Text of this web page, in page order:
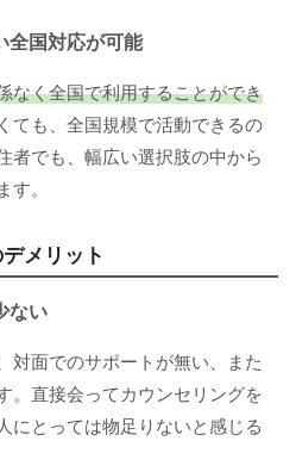
全国対応が可能
なく全国で利用することができ
ても、全国規模で活動できるの
者でも、幅広い選択肢の中から
。
メリット
ない
対面でのサポートが無い、また
。直接会ってカウンセリングを
にとっては物足りないと感じる